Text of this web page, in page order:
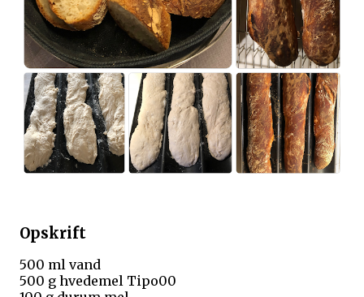
Opskrift
500 ml vand
500 g hvedemel Tipo00